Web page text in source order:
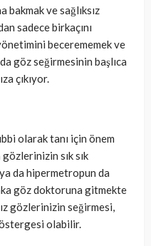
ve sağlıksız
sadece birkaçını
becerememek ve
göz seğirmesinin başlıca
çıkıyor.
olarak tanı için önem
sık sık
da hipermetropun da
göz doktoruna gitmekte
gözlerinizin seğirmesi,
olabilir.